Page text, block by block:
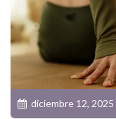
diciembre 12, 2025